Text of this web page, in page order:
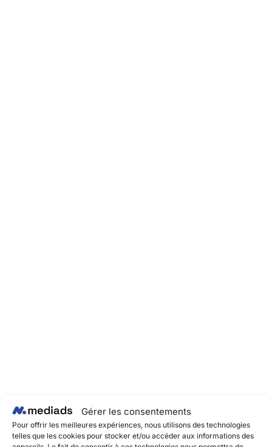
Gérer les consentements
Pour offrir les meilleures expériences, nous utilisons des technologies
telles que les cookies pour stocker et/ou accéder aux informations des